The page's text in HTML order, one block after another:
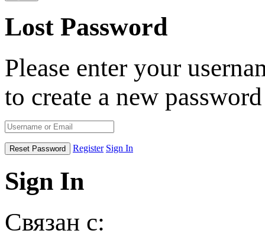
Lost Password
Please enter your
to create a new
Register Sign In
Sign In
Связан с: